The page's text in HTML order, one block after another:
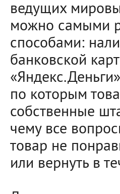
ведущих
можно самыми
способами:
банковской
по которым
собственные
чему все
товар не
или вернуть в